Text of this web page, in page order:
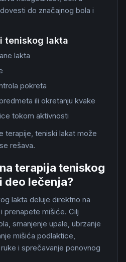
do značajnog bola i
teniskog lakta
lakta
pokreta
ili okretanju kvake
tokom aktivnosti
terapije, teniski lakat može
rešava.
terapija teniskog
deo lečenja?
lakta deluje direktno na
prenapete mišiće. Cilj
smanjenje upale, ubrzanje
mišića podlaktice,
i sprečavanje ponovnog